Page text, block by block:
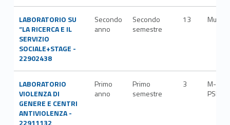
LABORATORIO SU
“LA RICERCA E IL
SERVIZIO
SOCIALE+STAGE -
22902438
Secondo
anno
Secondo
semestre
13
LABORATORIO
VIOLENZA DI
GENERE E CENTRI
ANTIVIOLENZA -
Primo
anno
Primo
semestre
3
M-
PSI/08